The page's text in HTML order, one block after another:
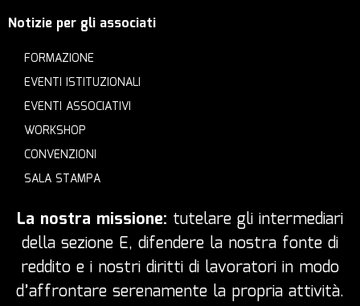
Notizie per gli associati
FORMAZIONE
EVENTI ISTITUZIONALI
EVENTI ASSOCIATIVI
WORKSHOP
CONVENZIONI
SALA STAMPA
La nostra missione: tutelare gli intermediari
della sezione E, difendere la nostra fonte di
reddito e i nostri diritti di lavoratori in modo
d’affrontare serenamente la propria attività.